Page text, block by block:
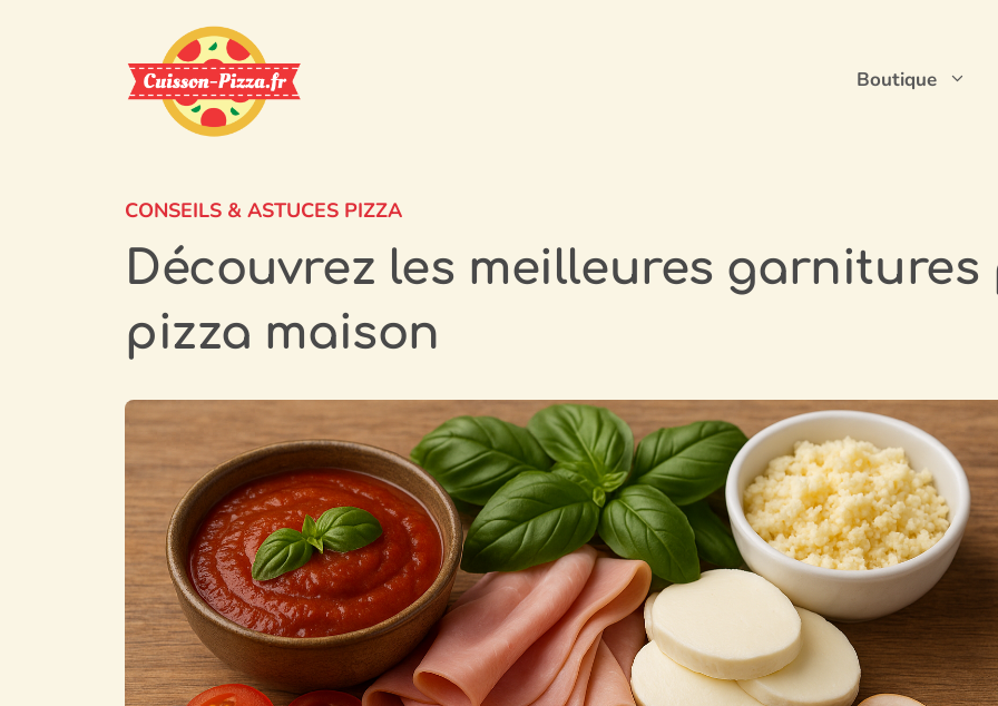
Boutique
CONSEILS & ASTUCES PIZZA
Découvrez les meilleures
pizza maison